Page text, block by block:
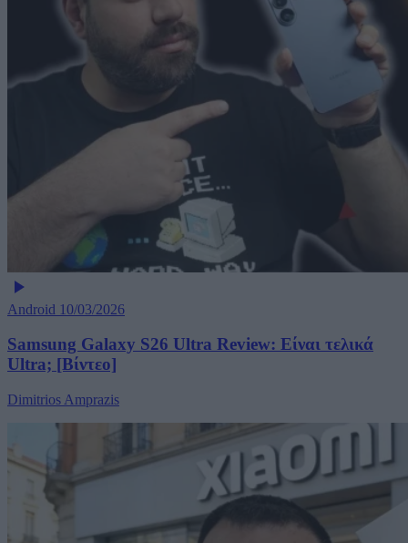
Android 10/03/2026
Samsung Galaxy S26 Ultra Review: Είναι τελικά
Ultra; [Βίντεο]
Dimitrios Amprazis